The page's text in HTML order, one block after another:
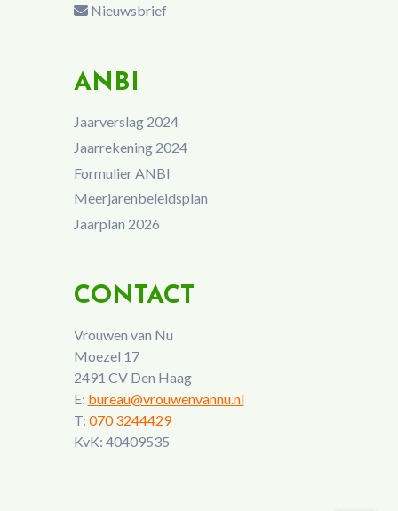
Nieuwsbrief
ANBI
Jaarverslag 2024
Jaarrekening 2024
Formulier ANBI
Meerjarenbeleidsplan
Jaarplan 2026
CONTACT
Vrouwen van Nu
Moezel 17
2491 CV Den Haag
E: bureau@vrouwenvannu.nl
T: 070 3244429
KvK: 40409535